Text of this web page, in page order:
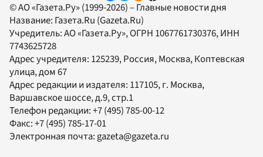
© АО «Газета.Ру» (1999-2026) – Главные новости дня
Название: Газета.Ru (Gazeta.Ru)
Учредитель:АО «Газета.Ру», ОГРН 1067761730376, ИНН
7743625728
Адрес учредителя: 125239, Россия, Москва, Коптевская
улица, дом 67
Адрес редакции и издателя: 117105, г. Москва,
Варшавское шоссе, д.9, стр.1
Телефон редакции:+7 (495) 785-00-12
Факс:+7 (495) 785-17-01
Электронная почта:gazeta@gazeta.ru